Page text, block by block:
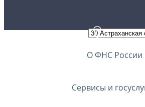
О ФНС России
Сервисы и